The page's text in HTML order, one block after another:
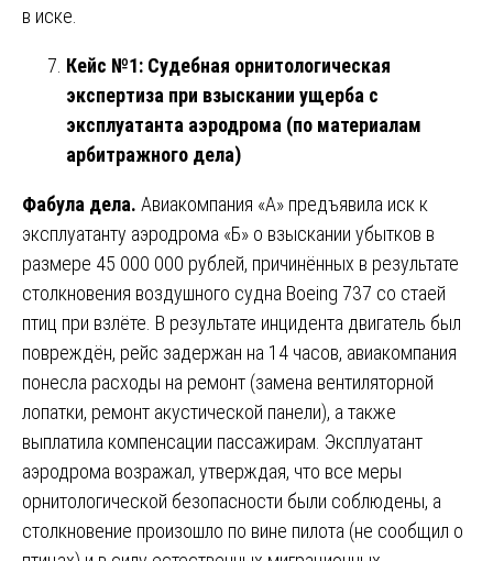
в иске.
Кейс №1: Судебная орнитологическая
экспертиза при взыскании ущерба с
эксплуатанта аэродрома (по материалам
арбитражного дела)
Фабула дела. Авиакомпания «А» предъявила иск к
эксплуатанту аэродрома «Б» о взыскании убытков в
размере 45 000 000 рублей, причинённых в результате
столкновения воздушного судна Boeing 737 со стаей
птиц при взлёте. В результате инцидента двигатель был
повреждён, рейс задержан на 14 часов, авиакомпания
понесла расходы на ремонт (замена вентиляторной
лопатки, ремонт акустической панели), а также
выплатила компенсации пассажирам. Эксплуатант
аэродрома возражал, утверждая, что все меры
орнитологической безопасности были соблюдены, а
столкновение произошло по вине пилота (не сообщил о